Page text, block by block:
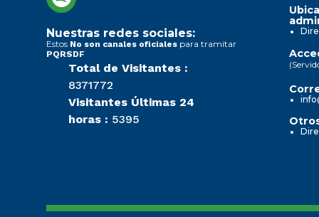
Nueva imagen (3)
Nueva imagen (3)
Nuestras redes sociales:
Estos No son canales oficiales para tramitar
PQRSDF
Total de Visitantes :
8371772
Visitantes Últimas 24
horas : 5395